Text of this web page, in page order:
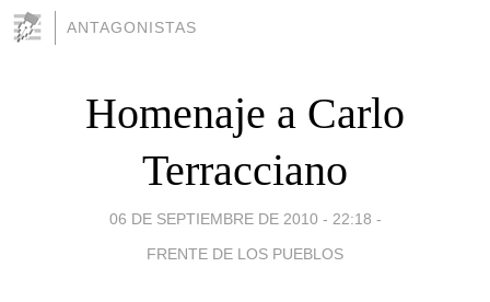
ANTAGONISTAS
Homenaje a Carlo
Terracciano
06 DE SEPTIEMBRE DE 2010 - 22:18 -
FRENTE DE LOS PUEBLOS